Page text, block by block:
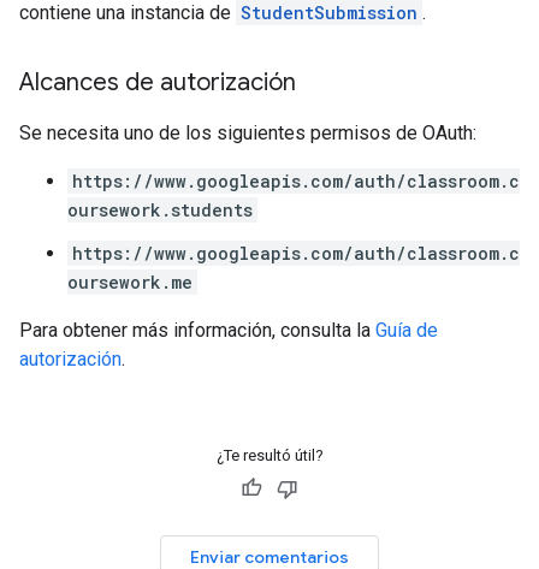
contiene una instancia de StudentSubmission .
Alcances de autorización
Se necesita uno de los siguientes permisos de OAuth:
https://www.googleapis.com/auth/classroom.c
oursework.students
https://www.googleapis.com/auth/classroom.c
oursework.me
Para obtener más información, consulta la Guía de
autorización.
¿Te resultó útil?
Enviar comentarios